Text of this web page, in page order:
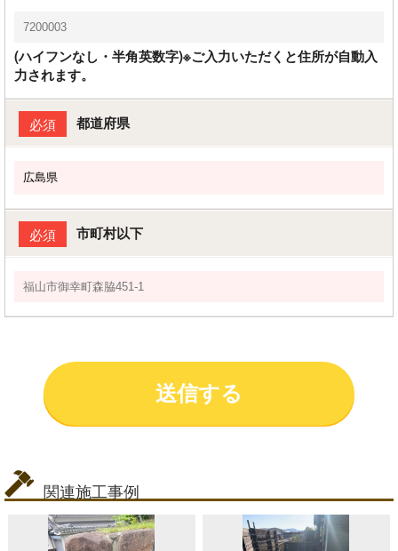
(ハイフンなし・半角英数字)※ご入力いただくと住所が自動入
力されます。
必須 都道府県
必須 市町村以下
関連施工事例